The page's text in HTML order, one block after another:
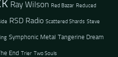
Ray Wilson Red Bazar Reduced
RSD Radio Scattered Shards Steve
Symphonic Metal Tangerine Dream
End Trier Two Souls